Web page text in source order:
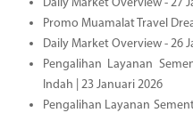
Daily Market Overview - 27
Promo Muamalat Travel
Daily Market Overview - 26
Pengalihan Layanan
Indah | 23 Januari 2026
Pengalihan Layanan